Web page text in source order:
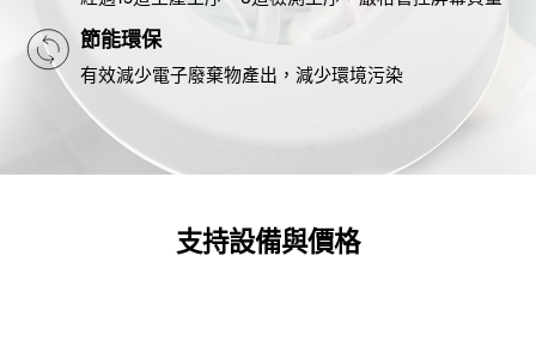
節能環保
有效減少電子廢棄物產出，減少環境污染
支持設備與價格